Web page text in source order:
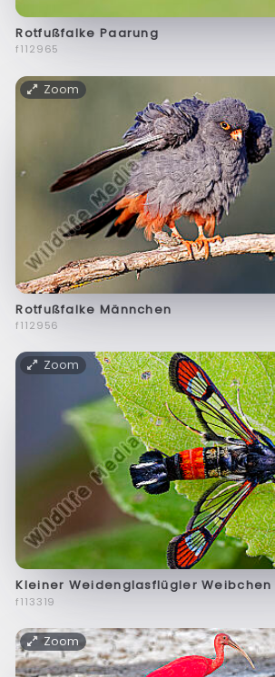
Rotfußfalke Paarung
f112965
Zoom
Rotfußfalke Männchen
f112956
Zoom
Kleiner Weidenglasflügler Weibchen
f113319
Zoom